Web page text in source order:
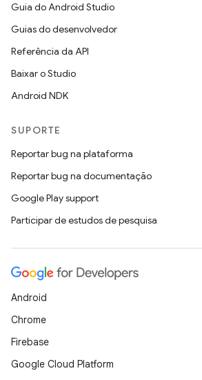
Guia do Android Studio
Guias do desenvolvedor
Referência da API
Baixar o Studio
Android NDK
SUPORTE
Reportar bug na plataforma
Reportar bug na documentação
Google Play support
Participar de estudos de pesquisa
Android
Chrome
Firebase
Google Cloud Platform